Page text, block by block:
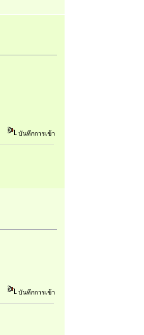
บันทึกการเข้า
บันทึกการเข้า